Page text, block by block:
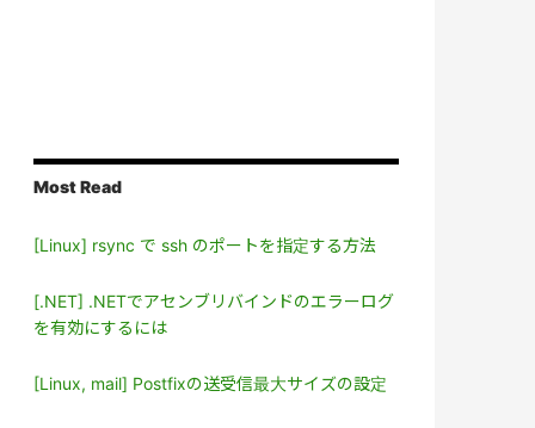
Most Read
[Linux] rsync で ssh のポートを指定する方法
[.NET] .NETでアセンブリバインドのエラーログ
を有効にするには
[Linux, mail] Postfixの送受信最大サイズの設定